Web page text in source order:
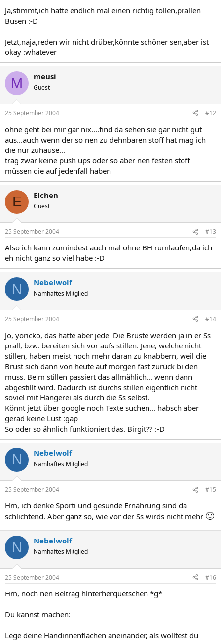
Ja,stimmt,ich hatte endlich mal einen richtig tollen,prallen
Busen :-D
Jetzt,naja,reden wir nicht drüber,könnte schöner sen,aber ist
okay :whatever
M meusi
Guest
25 September 2004 #12
ohne geht bei mir gar nix....find da sehen sie gar nicht gut
aus...auch wenn der so nen zu dehnbaren stoff hat mag ich
die nur zuhause...
trag zwar keine push ups oder so aber nen festen stoff
müssen die auf jedenfall haben
E Elchen
Guest
25 September 2004 #13
Also ich kann zumindest auch mal ohne BH rumlaufen,da ich
eh nicht ganz so viel habe :-D
N Nebelwolf
Namhaftes Mitglied
25 September 2004 #14
Jo, yoricko, das hatte aber jede. Die Brüste werden ja in er Ss
prall, bzw. bereiten sich vor aufs stillen. Jene, welche nicht
stillen, haben meist noch mehr daran zu knabbern, weil die
Brust sich dann von heute auf morgen fast zurück bilden
muss. Beim stillen passiert das allmählich... wenn dann
abgestillt wird. Dadurch ist durchs stillen eigentlich nicht
soviel mit Hängerei als durch die Ss selbst.
Könnt jetzt über google noch Texte suchen... habsch aber
gerad keine Lust :gap
So oder so ähnlich funktioniert das. Birgit?? :-D
N Nebelwolf
Namhaftes Mitglied
25 September 2004 #15
Hm, ich denke Sporti und gesunde Ernährung sind da
schlichtend. Aber ganz so, wie vor der Ss wirds nicht mehr 🙁
N Nebelwolf
Namhaftes Mitglied
25 September 2004 #16
Hm, noch nen Beitrag hinterherquetschen *g*
Du kannst machen:
Lege deine Handinnenflächen aneinander, als wolltest du